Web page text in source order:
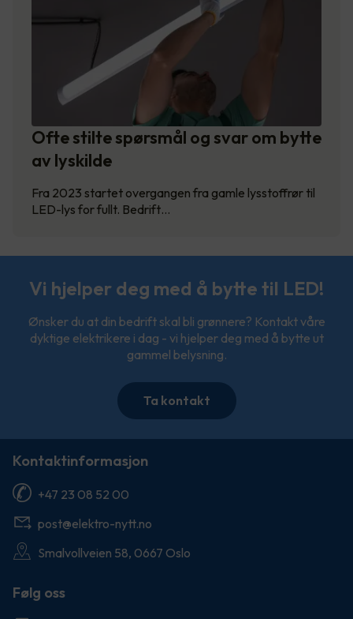
Ofte stilte spørsmål og svar om bytte
av lyskilde
Fra 2023 startet overgangen fra gamle lysstoffrør til
LED-lys for fullt. Bedrift…
Vi hjelper deg med å bytte til LED!
Ønsker du at din bedrift skal bli grønnere? Kontakt våre
dyktige elektrikere i dag - vi hjelper deg med å bytte ut
gammel belysning.
Ta kontakt
Kontaktinformasjon
+47 23 08 52 00
post@elektro-nytt.no
Smalvollveien 58, 0667 Oslo
Følg oss